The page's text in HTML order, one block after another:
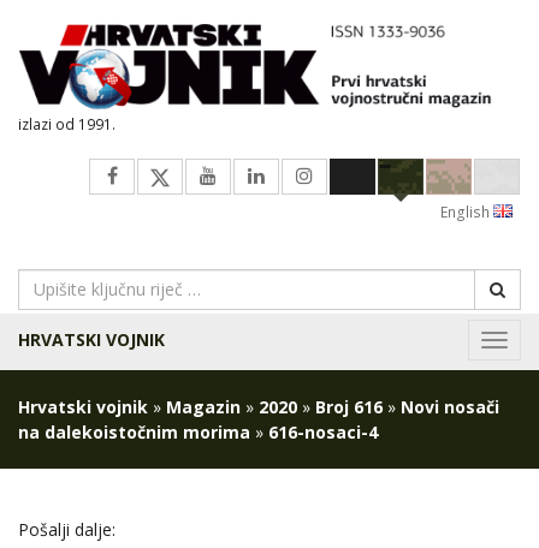
izlazi od 1991.
English
HRVATSKI VOJNIK
Hrvatski vojnik » Magazin » 2020 » Broj 616 » Novi nosači
na dalekoistočnim morima » 616-nosaci-4
Pošalji dalje: